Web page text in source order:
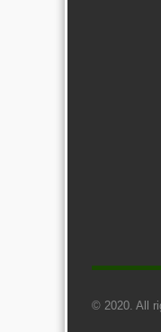
© 2020. All